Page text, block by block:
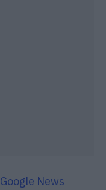
Google News